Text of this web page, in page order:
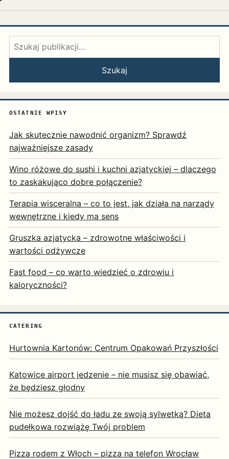
Szukaj:
Szukaj
OSTATNIE WPISY
Jak skutecznie nawodnić organizm? Sprawdź
najważniejsze zasady
Wino różowe do sushi i kuchni azjatyckiej – dlaczego
to zaskakująco dobre połączenie?
Terapia wisceralna – co to jest, jak działa na narządy
wewnętrzne i kiedy ma sens
Gruszka azjatycka – zdrowotne właściwości i
wartości odżywcze
Fast food – co warto wiedzieć o zdrowiu i
kaloryczności?
CATERING
Hurtownia Kartonów: Centrum Opakowań Przyszłości
Katowice airport jedzenie – nie musisz się obawiać,
że będziesz głodny
Nie możesz dojść do ładu ze swoją sylwetką? Dieta
pudełkowa rozwiążę Twój problem
Pizza rodem z Włoch – pizza na telefon Wrocław